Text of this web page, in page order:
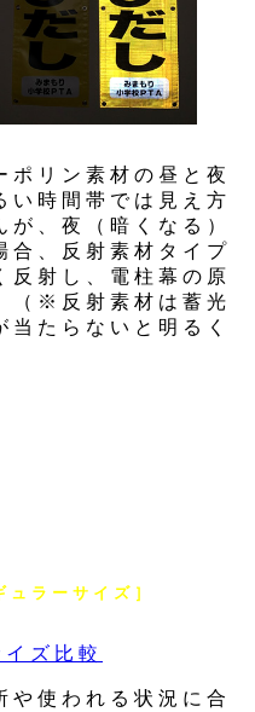
ポリン素材の昼と夜
い時間帯では見え方
、夜（暗くなる）
合、反射素材タイプ
反射し、電柱幕の原
（※反射素材は蓄光
たらないと明るく
ュラーサイズ］
や使われる状況に合